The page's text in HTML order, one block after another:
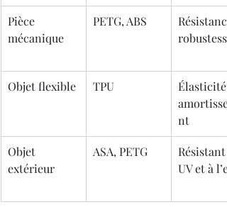
Pièce
mécanique
PETG, ABS
robustesse
Objet flexible TPU
Élasticité,
nt
Objet
extérieur
ASA, PETG
Résistant
UV et à